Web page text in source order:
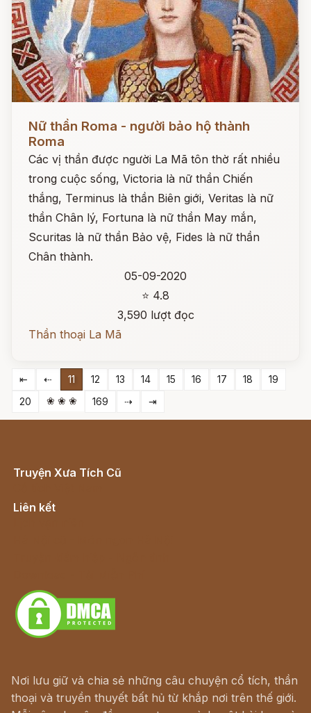
Nữ thần Roma - người bảo hộ thành
Roma
Các vị thần được người La Mã tôn thờ rất nhiều
trong cuộc sống, Victoria là nữ thần Chiến
thắng, Terminus là thần Biên giới, Veritas là nữ
thần Chân lý, Fortuna là nữ thần May mắn,
Scuritas là nữ thần Bảo vệ, Fides là nữ thần
Chân thành.
05-09-2020
⭐ 4.8
3,590 lượt đọc
Thần thoại La Mã
⇤ ⇠ 11 12 13 14 15 16 17 18
19
20
❀ ❀ ❀ 169 ⇢ ⇥
Truyện Xưa Tích Cũ
Liên kết
Nơi lưu giữ và chia sẻ những câu chuyện cổ tích, thần
thoại và truyền thuyết bất hủ từ khắp nơi trên thế giới.